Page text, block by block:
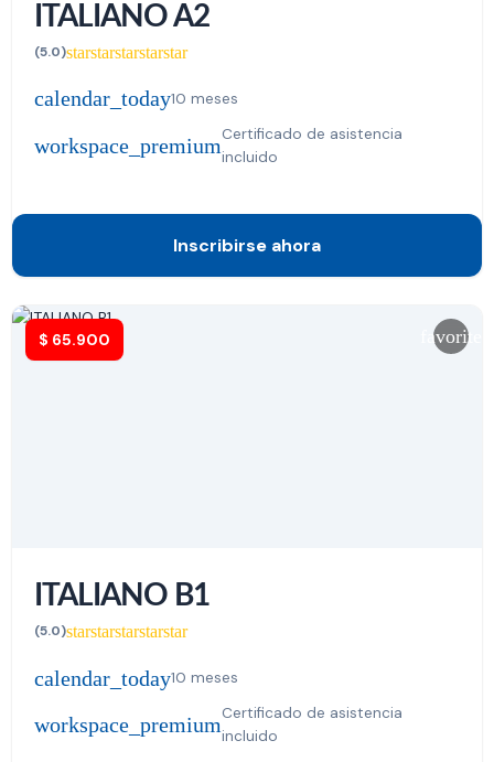
ITALIANO A2
(5.0)starstarstarstarstar
calendar_today10 meses
workspace_premiumCertificado de asistencia
incluido
Inscribirse ahora
$ 65.900 favorite
ITALIANO B1
(5.0)starstarstarstarstar
calendar_today10 meses
workspace_premiumCertificado de asistencia
incluido